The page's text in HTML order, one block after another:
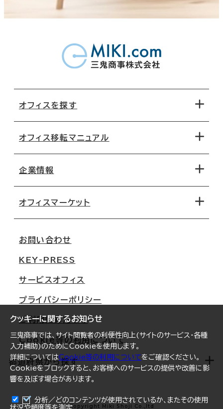
クッキーに関するお知らせ
三鬼商事では、サイト閲覧者の利便性向上(サイトのサービス・各種
入力補助)のためにCookieを使用します。
詳細についてはCookie等の利用についてをご確認ください。
Cookieをブロックすると、お客様へのサービスの提供や改善に影
響を及ぼす場合があります。
分析／どのコンテンツが使用されているか、またその使用
状況や頻度等を測定
オフィスを探す
地図から探す
路線・駅から探す
オフィス移転マニュアル
移転コストシミュレーション
移転スケジュール
オフィス移転Q&A
企業情報
オフィスマーケット
大阪
名古屋
札幌
仙台
横浜
福岡
オフィスリポート
ログイン
お問い合わせ
KEY-PRESS
サービスオフィス
プライバシーポリシー
ご利用にあたって
Cookie等の利用について
都道府県から探す
北海道 Copyright Miki Shoji Co.,ltd